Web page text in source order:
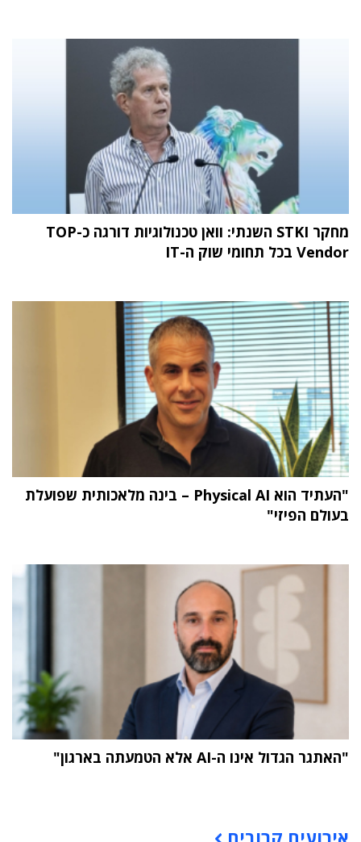
מחקר STKI השנתי: וואן טכנולוגיות דורגה כ-TOP
Vendor בכל תחומי שוק ה-IT
"העתיד הוא Physical AI – בינה מלאכותית שפועלת
בעולם הפיזי"
"האתגר הגדול אינו ה-AI אלא הטמעתה בארגון"
אירועים קרובים